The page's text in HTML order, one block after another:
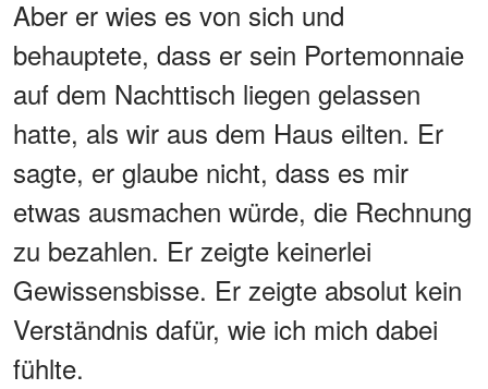
Aber er wies es von sich und
behauptete, dass er sein Portemonnaie
auf dem Nachttisch liegen gelassen
hatte, als wir aus dem Haus eilten. Er
sagte, er glaube nicht, dass es mir
etwas ausmachen würde, die Rechnung
zu bezahlen. Er zeigte keinerlei
Gewissensbisse. Er zeigte absolut kein
Verständnis dafür, wie ich mich dabei
fühlte.